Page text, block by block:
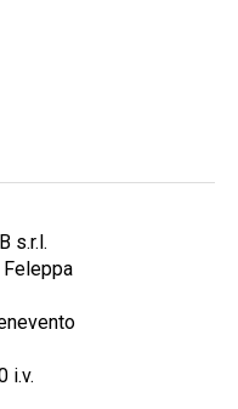
s.r.l.
Feleppa
i.v.